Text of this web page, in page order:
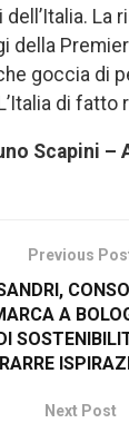
La
della
goccia di
di fatto
Scapini –
Previous
A
Next Post